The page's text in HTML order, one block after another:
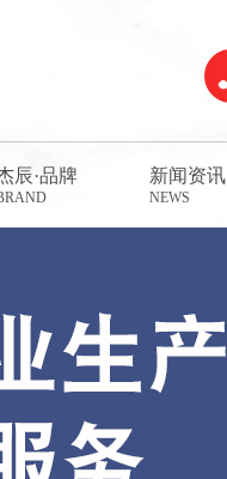
辰·品牌 新闻资讯
NEWS